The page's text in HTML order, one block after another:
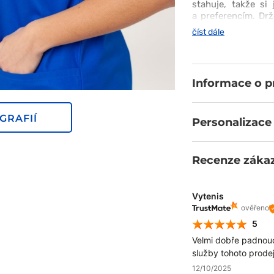
stahuje, takže si
a preferencím.
zapomněl na
a další kapsu na
číst dále
Informace o
Recenze
Vytenis
ověřeno
5
Velmi dobře
služby tohoto
12/10/2025